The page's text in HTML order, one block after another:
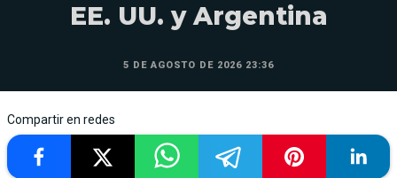
EE. UU. y Argentina
5 DE AGOSTO DE 2026 23:36
Compartir en redes